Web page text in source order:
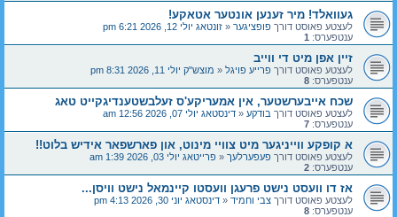
געוואלד! מיר זענען אונטער אטאקע!
לעצטע פאוסט דורך פופציגער « זונטאג יולי 12, 2026 6:21 pm
ענטפערס: 1
זיין אפן מיט די ווייב
לעצטע פאוסט דורך פרייע פויגל « מוצש"ק יולי 11, 2026 8:31 pm
ענטפערס: 8
שכח אייבערשטער, אין אמעריקע'ס זעלבשטענדיגקייט טאג
לעצטע פאוסט דורך בודקע « דינסטאג יולי 07, 2026 12:56 am
ענטפערס: 7
א קופקע ווייניגער מיט צוויי מינוט, און פארשפאר אידיש בלוט!!
לעצטע פאוסט דורך פעפערלעך « פרייטאג יולי 03, 2026 1:39 am
ענטפערס: 2
אז דו וועסט נישט פרעגן וועסטו קיינמאל נישט וויסן...
לעצטע פאוסט דורך צבי וחמיד « דינסטאג יוני 30, 2026 4:13 pm
ענטפערס: 8